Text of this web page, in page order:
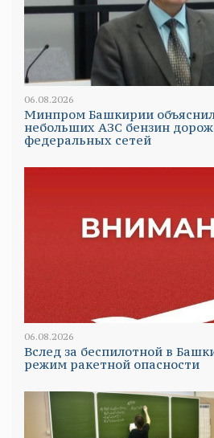
06.08.2026
Минпром Башкирии
небольших АЗС бензин
федеральных сетей
06.08.2026
Вслед за беспилотной в
режим ракетной опасности